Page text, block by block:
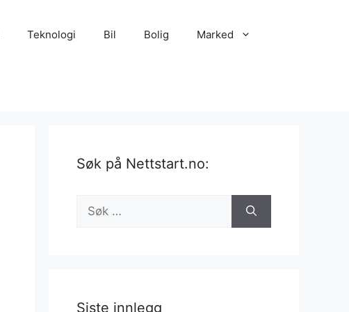
Teknologi Bil Bolig Marked
Søk på Nettstart.no:
Søk
etter:
Siste innlegg